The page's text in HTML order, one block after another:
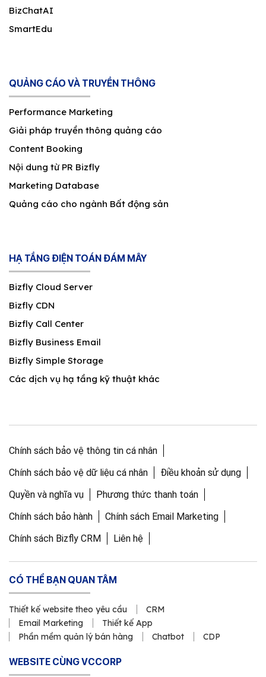
BizChatAI
SmartEdu
QUẢNG CÁO VÀ TRUYỀN THÔNG
Performance Marketing
Giải pháp truyền thông quảng cáo
Content Booking
Nội dung từ PR Bizfly
Marketing Database
Quảng cáo cho ngành Bất động sản
HẠ TẦNG ĐIỆN TOÁN ĐÁM MÂY
Bizfly Cloud Server
Bizfly CDN
Bizfly Call Center
Bizfly Business Email
Bizfly Simple Storage
Các dịch vụ hạ tầng kỹ thuật khác
Chính sách bảo vệ thông tin cá nhân
Chính sách bảo vệ dữ liệu cá nhân
Điều khoản sử dụng
Quyền và nghĩa vụ
Phương thức thanh toán
Chính sách bảo hành
Chính sách Email Marketing
Chính sách Bizfly CRM
Liên hệ
CÓ THỂ BẠN QUAN TÂM
Thiết kế website theo yêu cầu
CRM
Email Marketing
Thiết kế App
Phần mềm quản lý bán hàng
Chatbot CDP
WEBSITE CÙNG VCCORP